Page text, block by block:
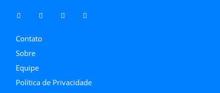
Contato
Sobre
Equipe
Política de Privacidade